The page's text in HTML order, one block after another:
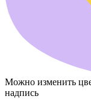
Можно изменить
надпись